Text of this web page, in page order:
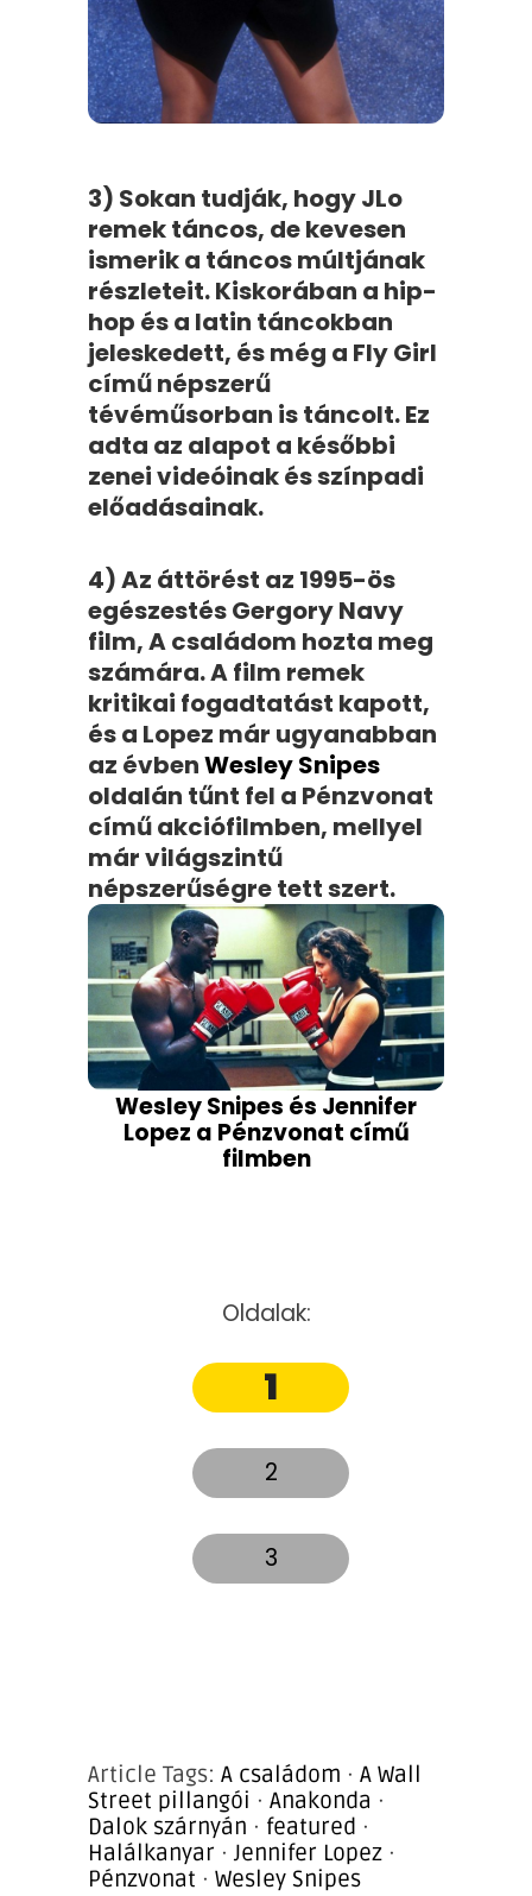
3) Sokan tudják, hogy JLo
remek táncos, de kevesen
ismerik a táncos múltjának
részleteit. Kiskorában a hip-
hop és a latin táncokban
jeleskedett, és még a Fly Girl
című népszerű
tévéműsorban is táncolt. Ez
adta az alapot a későbbi
zenei videóinak és színpadi
előadásainak.
4) Az áttörést az 1995-ös
egészestés Gergory Navy
film, A családom hozta meg
számára. A film remek
kritikai fogadtatást kapott,
és a Lopez már ugyanabban
az évbenWesley Snipes
oldalán tűnt fel a Pénzvonat
című akciófilmben, mellyel
már világszintű
népszerűségre tett szert.
Wesley Snipes és Jennifer
Lopez a Pénzvonat című
filmben
Oldalak:
1
2
3
Article Tags: A családom · A Wall
Street pillangói · Anakonda ·
Dalok szárnyán · featured ·
Halálkanyar · Jennifer Lopez ·
Pénzvonat · Wesley Snipes